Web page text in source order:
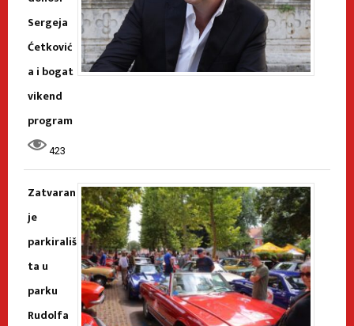
Sergeja
Ćetković
a i bogat
vikend
program
423
Zatvaran
je
parkirališ
ta u
parku
Rudolfa